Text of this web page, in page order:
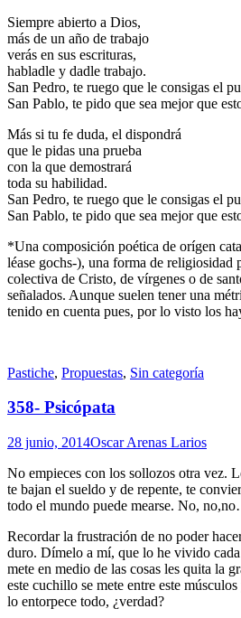
Siempre abierto a Dios,
más de un año de trabajo
verás en sus escrituras,
habladle y dadle trabajo.
San Pedro, te ruego que le consigas el
San Pablo, te pido que sea mejor que
Más si tu fe duda, el dispondrá
que le pidas una prueba
con la que demostrará
toda su habilidad.
San Pedro, te ruego que le consigas el
San Pablo, te pido que sea mejor que
*Una composición poética de orígen
léase gochs-), una forma de religiosidad
colectiva de Cristo, de vírgenes o de
señalados. Aunque suelen tener una
tenido en cuenta pues, por lo visto los
Standard
Pastiche, Propuestas, Sin categoría
358- Psicópata
28 junio, 2014Oscar Arenas Larios
No empieces con los sollozos otra vez.
te bajan el sueldo y de repente, te
todo el mundo puede mearse. No,
Recordar la frustración de no poder
duro. Dímelo a mí, que lo he vivido
mete en medio de las cosas les quita la
este cuchillo se mete entre este
lo entorpece todo, ¿verdad?